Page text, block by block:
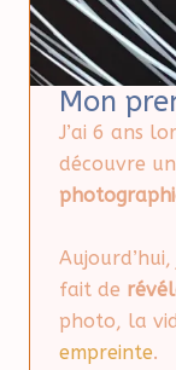
Mon
J’ai 6 ans
découvre
fait de
photo, la
empreinte.